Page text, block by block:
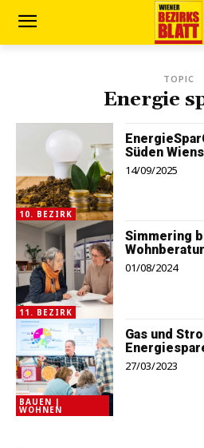
TOPIC
Energie
10. BEZIRK
Süden Wiens
14/09/2025
11. BEZIRK
Simmering
01/08/2024
BAUEN |
WOHNEN
Gas und
27/03/2023